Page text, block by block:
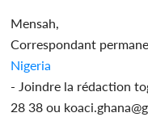
Mensah,
Correspondant
Nigeria
- Joindre la rédaction
28 38 ou